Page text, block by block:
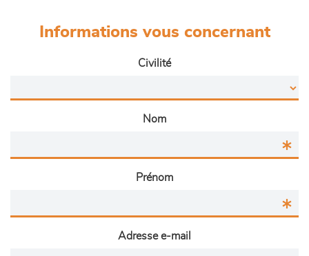
Informations vous concernant
Civilité
Nom
Prénom
Adresse e-mail